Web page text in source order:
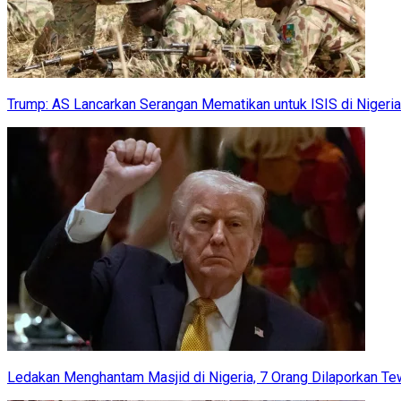
Trump: AS Lancarkan Serangan Mematikan untuk ISIS di Nigeria
Ledakan Menghantam Masjid di Nigeria, 7 Orang Dilaporkan